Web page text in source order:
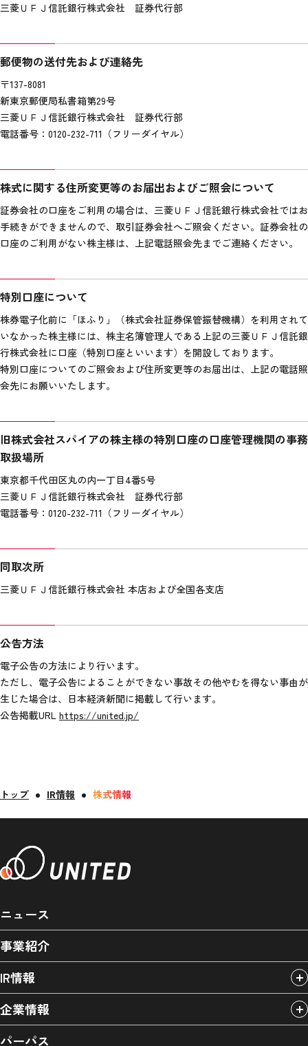
三菱ＵＦＪ信託銀行株式会社 証券代行部
郵便物の送付先および連絡先
〒137-8081
新東京郵便局私書箱第29号
三菱ＵＦＪ信託銀行株式会社 証券代行部
電話番号：0120-232-711（フリーダイヤル）
株式に関する住所変更等のお届出およびご照会について
証券会社の口座をご利用の場合は、三菱ＵＦＪ信託銀行株式会社ではお
手続きができませんので、取引証券会社へご照会ください。証券会社の
口座のご利用がない株主様は、上記電話照会先までご連絡ください。
特別口座について
株券電子化前に「ほふり」（株式会社証券保管振替機構）を利用されて
いなかった株主様には、株主名簿管理人である上記の三菱ＵＦＪ信託銀
行株式会社に口座（特別口座といいます）を開設しております。
特別口座についてのご照会および住所変更等のお届出は、上記の電話照
会先にお願いいたします。
旧株式会社スパイアの株主様の特別口座の口座管理機関の事務
取扱場所
東京都千代田区丸の内一丁目4番5号
三菱ＵＦＪ信託銀行株式会社 証券代行部
電話番号：0120-232-711（フリーダイヤル）
同取次所
三菱ＵＦＪ信託銀行株式会社 本店および全国各支店
公告方法
電子公告の方法により行います。
ただし、電子公告によることができない事故その他やむを得ない事由が
生じた場合は、日本経済新聞に掲載して行います。
公告掲載URL https://united.jp/
トップ IR情報 株式情報
ニュース
事業紹介
IR情報
企業情報
パーパス